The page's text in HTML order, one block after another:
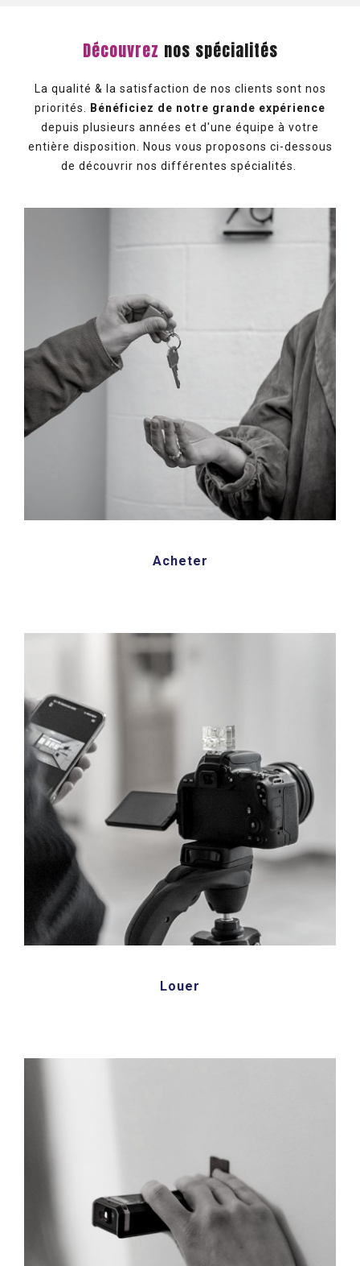
Découvrez nos spécialités
La qualité & la satisfaction de nos clients sont nos
priorités.
Bénéficiez de notre grande expérience
depuis plusieurs années et d'une équipe à votre
entière disposition. Nous vous proposons ci-dessous
de découvrir nos différentes spécialités.
Acheter
Louer